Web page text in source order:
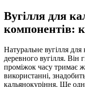
Вугілля для
компонентів:
Натуральне вугілля для
деревного вугілля. Він
проміжок часу тримає
використанні,
кальянокуріння. Ще